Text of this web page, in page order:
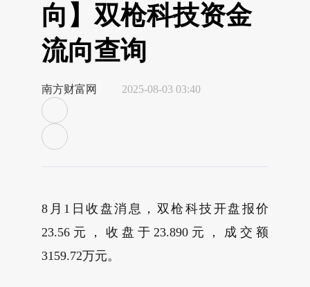
向】双枪科技资金
流向查询
南方财富网 2025-08-03 03:40
8月1日收盘消息，双枪科技开盘报价
23.56元，收盘于23.890元，成交额
3159.72万元。